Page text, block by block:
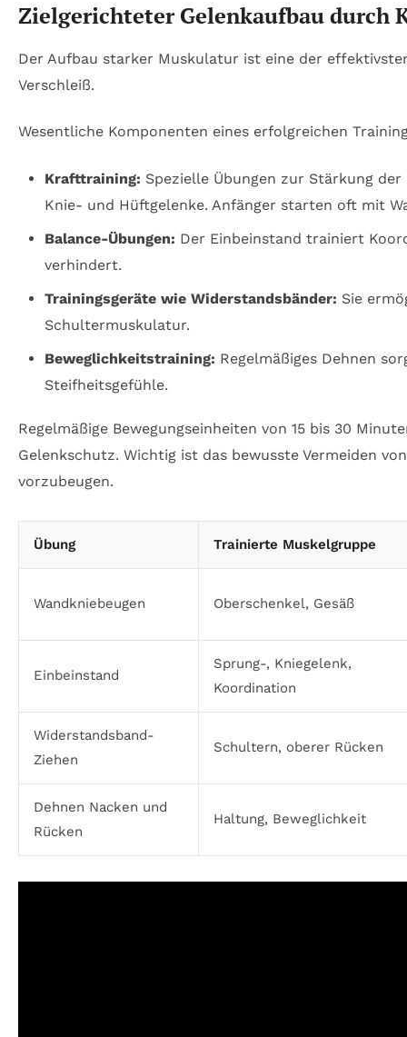
Zielgerichteter Gelenkaufbau
Der Aufbau starker Muskulatur ist eine der
Verschleiß.
Wesentliche Komponenten eines erfolgreichen
Krafttraining: Spezielle Übungen zur Stärkung
Knie- und Hüftgelenke. Anfänger starten oft mit
Balance-Übungen: Der Einbeinstand trainiert
verhindert.
Trainingsgeräte wie Widerstandsbänder: Sie
Schultermuskulatur.
Beweglichkeitstraining: Regelmäßiges Dehnen
Steifheitsgefühle.
Regelmäßige Bewegungseinheiten von 15 bis 30
Gelenkschutz. Wichtig ist das bewusste Vermeiden
vorzubeugen.
Übung Trainierte Muskelgruppe
Wandkniebeugen Oberschenkel, Gesäß
Einbeinstand
Sprung-, Kniegelenk,
Koordination
Widerstandsband-
Ziehen
Schultern, oberer Rücken
Dehnen Nacken und
Rücken
Haltung, Beweglichkeit